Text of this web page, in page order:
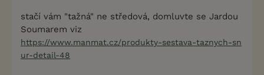
stačí vám "tažná" ne středová, domluvte se Jardou
Soumarem viz
https://www.manmat.cz/produkty-sestava-taznych-sn
ur-detail-48